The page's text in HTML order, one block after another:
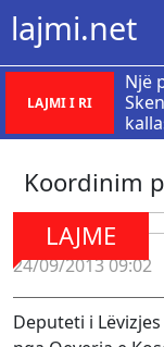
lajmi.net
LAJMI I RI
Një
Koordinim
LAJME
24/09/2013 09:02
Deputeti i